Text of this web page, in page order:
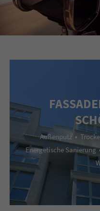
Außenputz •
Energetische Sanierung